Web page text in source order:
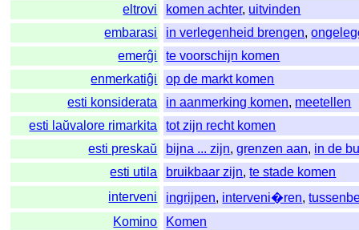
eltrovi
komen achter, uitvinden
embarasi
in verlegenheid brengen,
emerĝi
te voorschijn komen
enmerkatiĝi
op de markt komen
esti konsiderata
in aanmerking komen, meetellen
esti laŭvalore rimarkita
tot zijn recht komen
esti preskaŭ
bijna ... zijn,grenzen aan, in de
esti utila
bruikbaar zijn,te stade komen
interveni
ingrijpen, interveni�ren,
Komino
Komen